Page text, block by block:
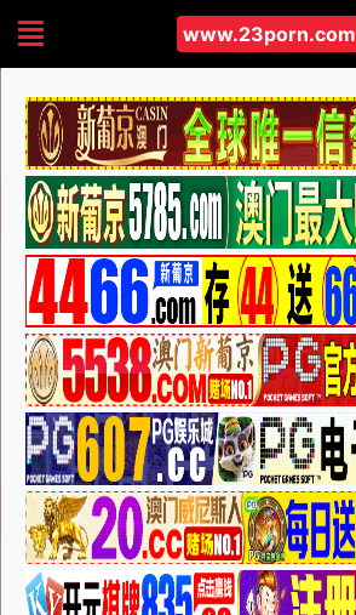
www.23porn.com